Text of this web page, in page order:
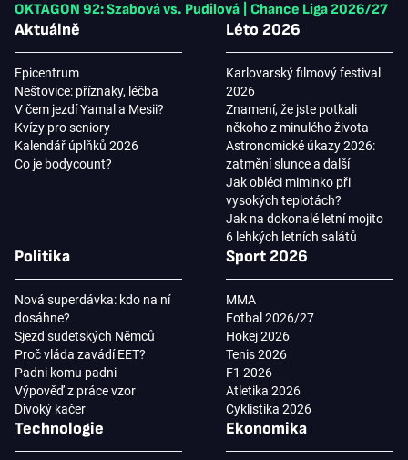
OKTAGON 92: Szabová vs. Pudilová
Chance Liga 2026/27
Aktuálně
Epicentrum
Neštovice: příznaky, léčba
V čem jezdí Yamal a Mesii?
Kvízy pro seniory
Kalendář úplňků 2026
Co je bodycount?
Léto 2026
Karlovarský filmový festival
2026
Znamení, že jste potkali
někoho z minulého života
Astronomické úkazy 2026:
zatmění slunce a další
Jak obléci miminko při
vysokých teplotách?
Jak na dokonalé letní mojito
6 lehkých letních salátů
Politika
Nová superdávka: kdo na ní
dosáhne?
Sjezd sudetských Němců
Proč vláda zavádí EET?
Padni komu padni
Výpověď z práce vzor
Divoký kačer
Sport 2026
MMA
Fotbal 2026/27
Hokej 2026
Tenis 2026
F1 2026
Atletika 2026
Cyklistika 2026
Technologie Ekonomika